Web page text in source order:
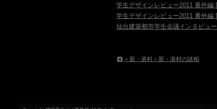
学生デザインレビュー2011 番外
学生デザインレビュー2011 番外
仙台建築都市学生会議インタビュ
＜新・港村＞新・港村の諸相